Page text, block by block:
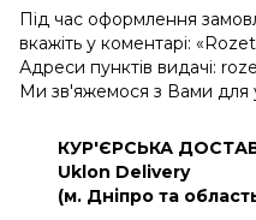
Під час оформлення
вкажіть у коментарі:
Адреси пунктів видачі:
Ми зв'яжемося з Вами для
КУР'ЄРСЬКА
Uklon Delivery
(м. Дніпро та